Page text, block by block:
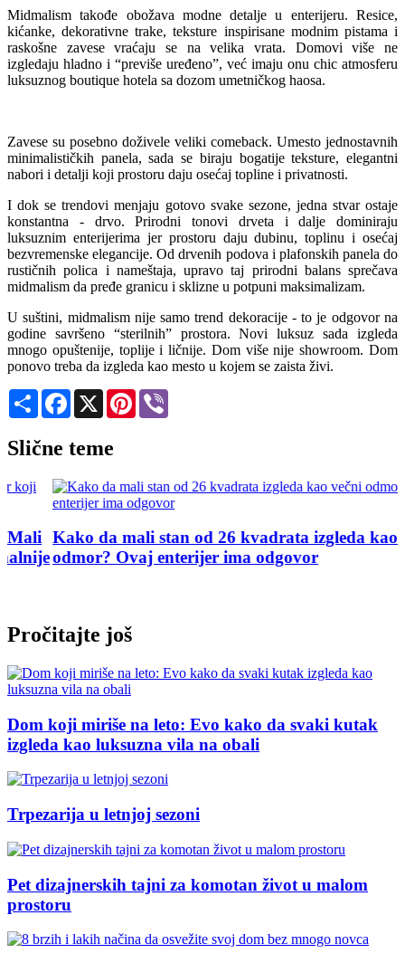
Midmalism takođe obožava modne detalje u enterijeru. Resice,
kićanke, dekorativne trake, teksture inspirisane modnim pistama i
raskošne zavese vraćaju se na velika vrata. Domovi više ne
izgledaju hladno i “previše uređeno”, već imaju onu chic atmosferu
luksuznog boutique hotela sa dozom umetničkog haosa.
Zavese su posebno doživele veliki comeback. Umesto jednostavnih
minimalističkih panela, sada se biraju bogatije teksture, elegantni
nabori i detalji koji prostoru daju osećaj topline i privatnosti.
I dok se trendovi menjaju gotovo svake sezone, jedna stvar ostaje
konstantna - drvo. Prirodni tonovi drveta i dalje dominiraju
luksuznim enterijerima jer prostoru daju dubinu, toplinu i osećaj
bezvremenske elegancije. Od drvenih podova i plafonskih panela do
rustičnih polica i nameštaja, upravo taj prirodni balans sprečava
midmalism da pređe granicu i sklizne u potpuni maksimalizam.
U suštini, midmalism nije samo trend dekoracije - to je odgovor na
godine savršeno “sterilnih” prostora. Novi luksuz sada izgleda
mnogo opuštenije, toplije i ličnije. Dom više nije showroom. Dom
ponovo treba da izgleda kao mesto u kojem se zaista živi.
Share Facebook
X Pinterest
Slične teme
Kako da mali stan od 26 kvadrata izgleda kao večni
odmor? Ovaj enterijer ima odgovor
Pročitajte još
Dom koji miriše na leto: Evo kako da svaki kutak
izgleda kao luksuzna vila na obali
Trpezarija u letnjoj sezoni
Pet dizajnerskih tajni za komotan život u malom
prostoru